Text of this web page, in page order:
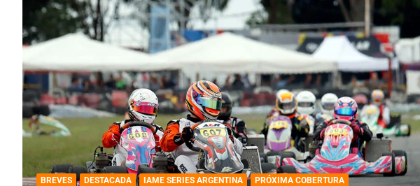
DESTACADA IAME SERIES ARGENTINA